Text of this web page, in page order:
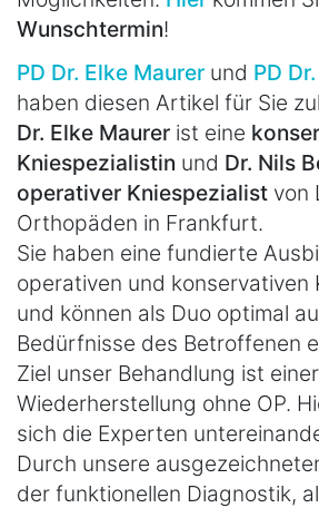
Wunschtermin!
PD Dr. Elke Maurer und PD
haben diesen Artikel für Sie
Dr. Elke Maurer ist eine
Kniespezialistin und Dr. Nils
operativer Kniespezialist von
Orthopäden in Frankfurt.
Sie haben eine fundierte
operativen und konservativen
und können als Duo optimal
Bedürfnisse des Betroffenen
Ziel unser Behandlung ist einer
Wiederherstellung ohne OP.
sich die Experten
Durch unsere
der funktionellen Diagnostik,